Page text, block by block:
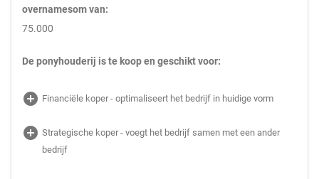
overnamesom van:
75.000
De ponyhouderij is te koop en geschikt voor:
add_circle Financiële koper - optimaliseert het bedrijf in huidige vorm
add_circle Strategische koper - voegt het bedrijf samen met een ander
bedrijf